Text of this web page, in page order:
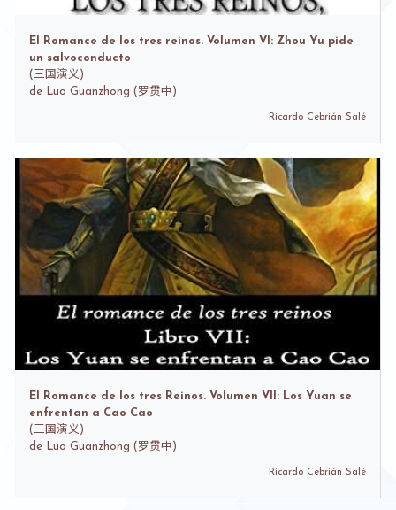
El Romance de los tres reinos. Volumen VI: Zhou Yu pide
un salvoconducto
( 三国演义)
de Luo Guanzhong (罗贯中)
Ricardo Cebrián Salé
El Romance de los tres Reinos. Volumen VII: Los Yuan se
enfrentan a Cao Cao
( 三国演义)
de Luo Guanzhong (罗贯中)
Ricardo Cebrián Salé